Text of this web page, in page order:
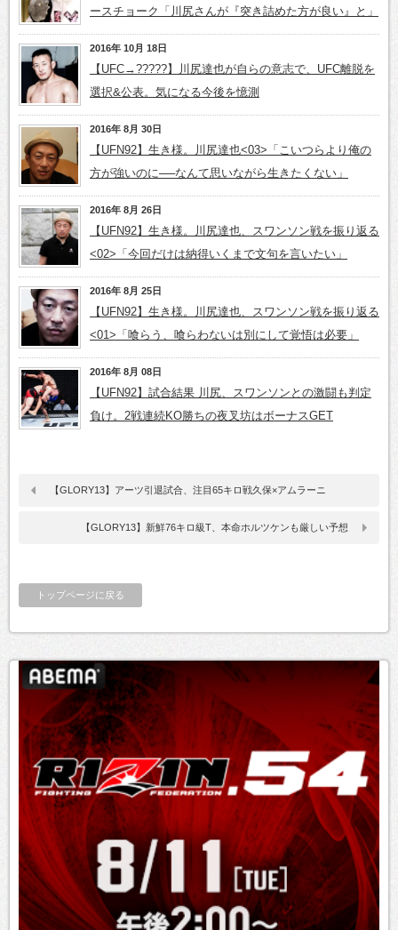
ースチョーク「川尻さんが『突き詰めた方が良い』と」
2016年 10月 18日
【UFC→?????】川尻達也が自らの意志で、UFC離脱を
選択&公表。気になる今後を憶測
2016年 8月 30日
【UFN92】生き様。川尻達也<03>「こいつらより俺の
方が強いのに──なんて思いながら生きたくない」
2016年 8月 26日
【UFN92】生き様。川尻達也、スワンソン戦を振り返る
<02>「今回だけは納得いくまで文句を言いたい」
2016年 8月 25日
【UFN92】生き様。川尻達也、スワンソン戦を振り返る
<01>「喰らう、喰らわないは別にして覚悟は必要」
2016年 8月 08日
【UFN92】試合結果 川尻、スワンソンとの激闘も判定
負け。2戦連続KO勝ちの夜叉坊はボーナスGET
【GLORY13】アーツ引退試合、注目65キロ戦久保×アムラーニ
【GLORY13】新鮮76キロ級T、本命ホルツケンも厳しい予想
トップページに戻る